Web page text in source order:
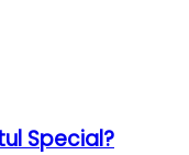
Special?